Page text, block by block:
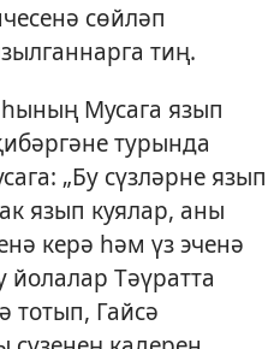
сөйләп
тиң.
Мусага язып
турында
„Бу сүзләрне язып
язып куялар, аны
керә һәм үз эченә
Тәүратта
тотып, Гайсә